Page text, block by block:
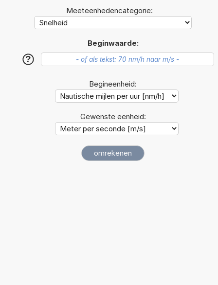
Meeteenhedencategorie:
Beginwaarde:
?
Begineenheid:
Gewenste eenheid: